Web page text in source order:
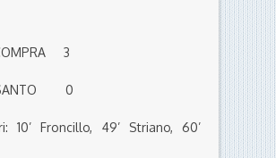
3
0
10’ Froncillo, 49’ Striano, 60’